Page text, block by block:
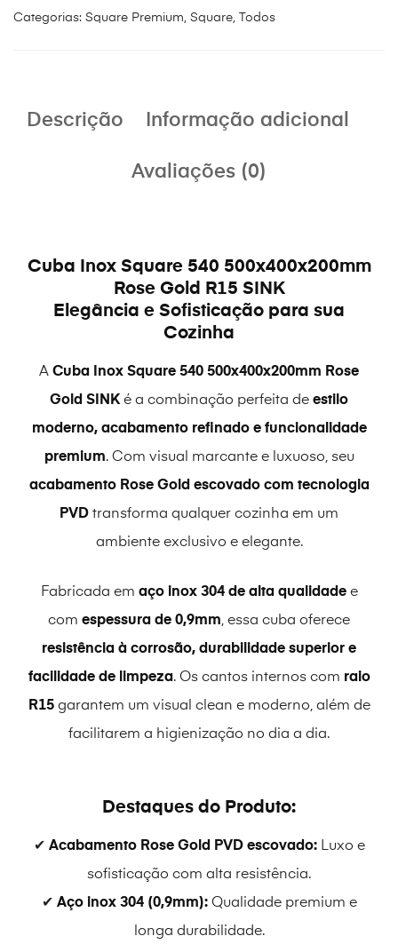
Categorias: Square Premium Square Todos
Descrição Informação adicional
Avaliações (0)
Cuba Inox Square 540 500x400x200mm
Rose Gold R15 SINK
Elegância e Sofisticação para sua
Cozinha
A Cuba Inox Square 540 500x400x200mm Rose
Gold SINKé a combinação perfeita de estilo
moderno, acabamento refinado e funcionalidade
premium. Com visual marcante e luxuoso, seu
acabamento Rose Gold escovado com tecnologia
PVD transforma qualquer cozinha em um
ambiente exclusivo e elegante.
Fabricada em aço inox 304 de alta qualidadee
com espessura de 0,9mm, essa cuba oferece
resistência à corrosão, durabilidade superior e
facilidade de limpeza. Os cantos internos com raio
R15garantem um visual clean e moderno, além de
facilitarem a higienização no dia a dia.
Destaques do Produto:
✔ Acabamento Rose Gold PVD escovado:Luxo e
sofisticação com alta resistência.
✔ Aço inox 304 (0,9mm):Qualidade premium e
longa durabilidade.